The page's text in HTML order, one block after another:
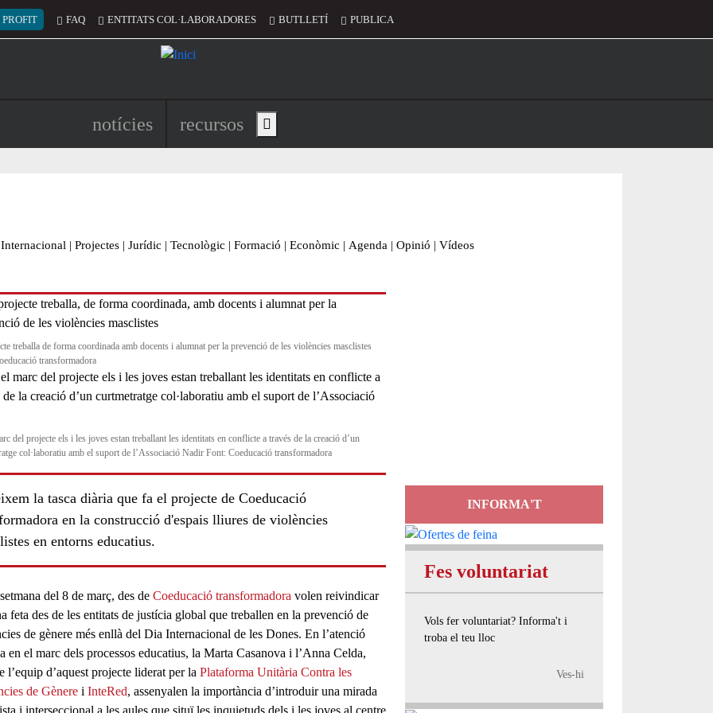
del compte d'usuari
PROFIT FAQ ENTITATS COL·LABORADORES BUTLLETÍ PUBLICA
Navegació principal de l'encapçalament
notícies recursos Show main menu
Internacional | Projectes | Jurídic | Tecnològic | Formació | Econòmic | Agenda | Opinió | Vídeos
treballa de forma coordinada amb docents i alumnat per la prevenció de les violències masclistes
transformadora
del projecte els i les joves estan treballant les identitats en conflicte a través de la creació d’un
col·laboratiu amb el suport de l’Associació Nadir Font: Coeducació transformadora
la tasca diària que fa el projecte de Coeducació
en la construcció d'espais lliures de violències
en entorns educatius.
del 8 de març, des de Coeducació transformadora volen reivindicar
feta des de les entitats de justícia global que treballen en la prevenció de
de gènere més enllà del Dia Internacional de les Dones. En l’atenció
en el marc dels processos educatius, la Marta Casanova i l’Anna Celda,
l’equip d’aquest projecte liderat per la Plataforma Unitària Contra les
de Gènerei InteRed, assenyalen la importància d’introduir una mirada
INFORMA'T
Fes voluntariat
Vols fer voluntariat? Informa't i
troba el teu lloc
Ves-hi